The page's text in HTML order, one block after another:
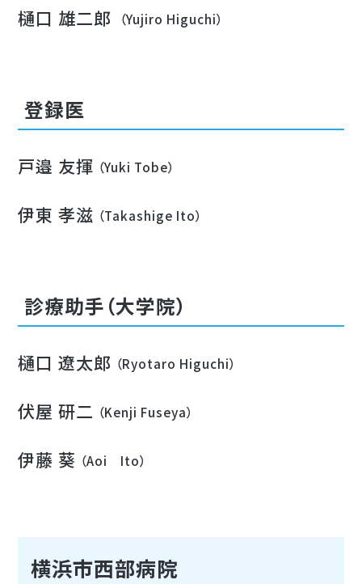
樋口 雄二郎 （Yujiro Higuchi）
登録医
戸邉 友揮 （Yuki Tobe）
伊東 孝滋 （Takashige Ito）
診療助手（大学院）
樋口 遼太郎 （Ryotaro Higuchi）
伏屋 研二 （Kenji Fuseya）
伊藤 葵 （Aoi Ito）
横浜市西部病院